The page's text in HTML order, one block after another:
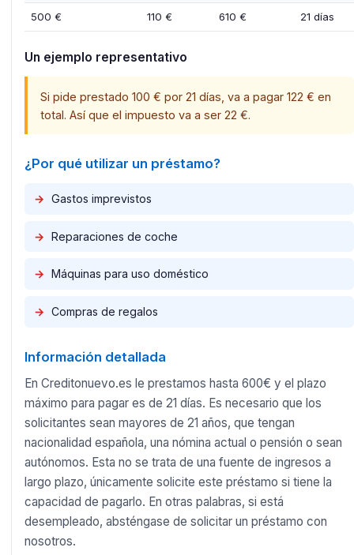
500 € 110 € 610 € 21 días
Un ejemplo representativo
Si pide prestado 100 € por 21 días, va a pagar 122 € en
total. Así que el impuesto va a ser 22 €.​
¿Por qué utilizar un préstamo?
→ Gastos imprevistos
→ Reparaciones de coche
→ Máquinas para uso doméstico
→ Compras de regalos
Información detallada
En Creditonuevo.es le prestamos hasta 600€ y el plazo
máximo para pagar es de 21 días. Es necesario que los
solicitantes sean mayores de 21 años, que tengan
nacionalidad española, una nómina actual o pensión o sean
autónomos. Esta no se trata de una fuente de ingresos a
largo plazo, únicamente solicite este préstamo si tiene la
capacidad de pagarlo. En otras palabras, si está
desempleado, absténgase de solicitar un préstamo con
nosotros.